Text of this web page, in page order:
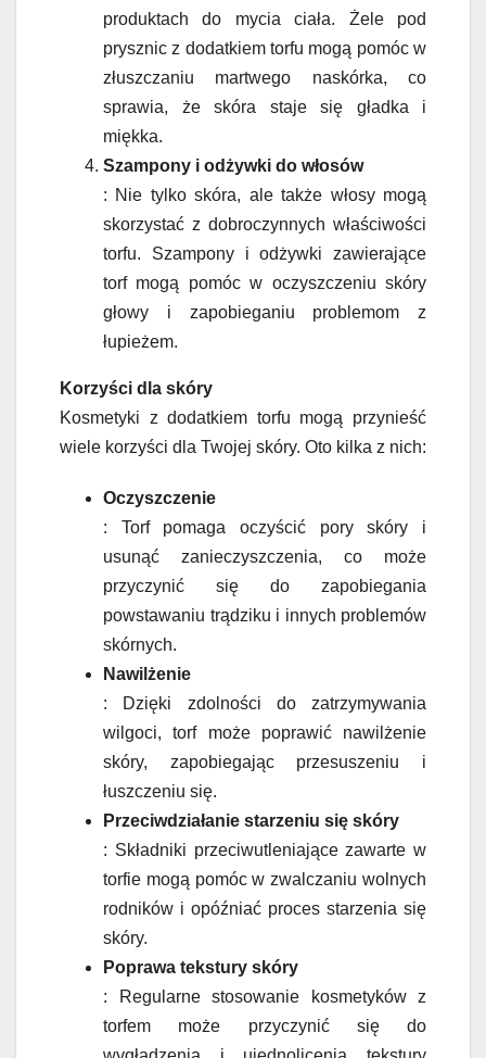
produktach do mycia ciała. Żele pod
prysznic z dodatkiem torfu mogą pomóc w
złuszczaniu martwego naskórka, co
sprawia, że skóra staje się gładka i
miękka.
Szampony i odżywki do włosów
: Nie tylko skóra, ale także włosy mogą
skorzystać z dobroczynnych właściwości
torfu. Szampony i odżywki zawierające
torf mogą pomóc w oczyszczeniu skóry
głowy i zapobieganiu problemom z
łupieżem.
Korzyści dla skóry
Kosmetyki z dodatkiem torfu mogą przynieść
wiele korzyści dla Twojej skóry. Oto kilka z nich:
Oczyszczenie
: Torf pomaga oczyścić pory skóry i
usunąć zanieczyszczenia, co może
przyczynić się do zapobiegania
powstawaniu trądziku i innych problemów
skórnych.
Nawilżenie
: Dzięki zdolności do zatrzymywania
wilgoci, torf może poprawić nawilżenie
skóry, zapobiegając przesuszeniu i
łuszczeniu się.
Przeciwdziałanie starzeniu się skóry
: Składniki przeciwutleniające zawarte w
torfie mogą pomóc w zwalczaniu wolnych
rodników i opóźniać proces starzenia się
skóry.
Poprawa tekstury skóry
: Regularne stosowanie kosmetyków z
torfem może przyczynić się do